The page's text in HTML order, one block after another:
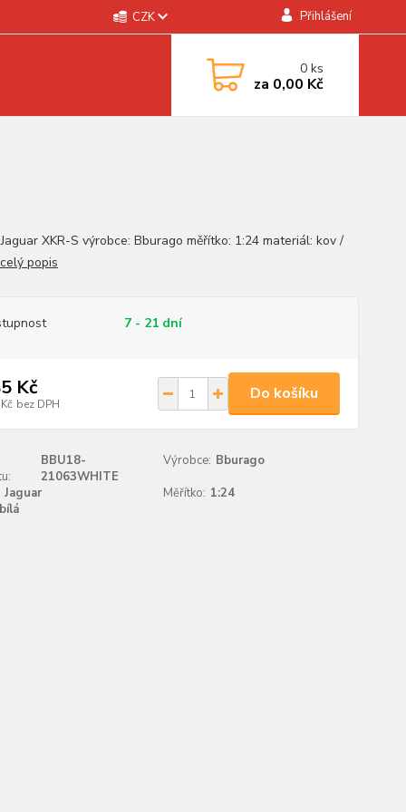
CZK Přihlášení
0ks
za 0,00 Kč
XKR-S výrobce: Bburago měřítko: 1:24 materiál: kov /
celý popis
7 - 21 dní
Kč
bez DPH
Do košíku
BBU18-
21063WHITE
Výrobce: Bburago
Jaguar
Měřítko: 1:24